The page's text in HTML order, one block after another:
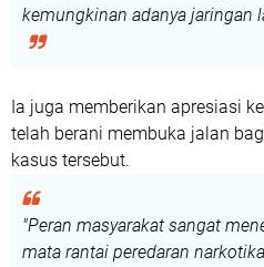
kemungkinan adanya jaringan
Ia juga memberikan apresiasi
telah berani membuka jalan
kasus tersebut.
"Peran masyarakat sangat
mata rantai peredaran